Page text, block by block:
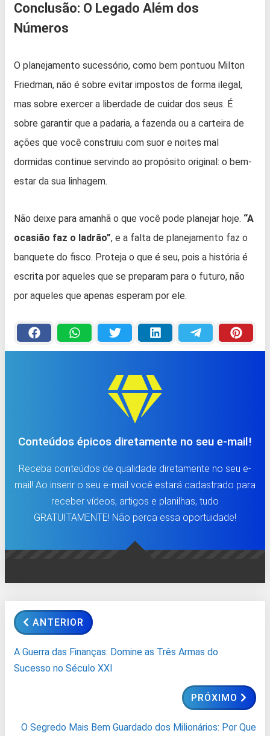
Conclusão: O Legado Além dos
Números
O planejamento sucessório, como bem pontuou Milton
Friedman, não é sobre evitar impostos de forma ilegal,
mas sobre exercer a liberdade de cuidar dos seus. É
sobre garantir que a padaria, a fazenda ou a carteira de
ações que você construiu com suor e noites mal
dormidas continue servindo ao propósito original: o bem-
estar da sua linhagem.
Não deixe para amanhã o que você pode planejar hoje. “A
ocasião faz o ladrão”, e a falta de planejamento faz o
banquete do fisco. Proteja o que é seu, pois a história é
escrita por aqueles que se preparam para o futuro, não
por aqueles que apenas esperam por ele.
Conteúdos épicos diretamente no seu e-mail!
Receba conteúdos de qualidade diretamente no seu e-
mail! Ao inserir o seu e-mail você estará cadastrado para
receber vídeos, artigos e planilhas, tudo
GRATUITAMENTE! Não perca essa oportuidade!
ANTERIOR
A Guerra das Finanças: Domine as Três Armas do
Sucesso no Século XXI
PRÓXIMO
O Segredo Mais Bem Guardado dos Milionários: Por Que